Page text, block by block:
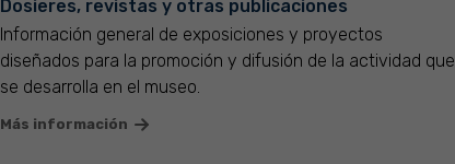
Dosieres, revistas y otras publicaciones
Información general de exposiciones y proyectos
diseñados para la promoción y difusión de la actividad que
se desarrolla en el museo.
Más información